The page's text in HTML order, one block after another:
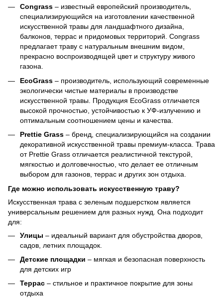
Congrass – известный европейский производитель,
специализирующийся на изготовлении качественной
искусственной травы для ландшафтного дизайна,
балконов, террас и придомовых территорий. Congrass
предлагает траву с натуральным внешним видом,
прекрасно воспроизводящей цвет и структуру живого
газона.
EcoGrass – производитель, использующий современные
экологически чистые материалы в производстве
искусственной травы. Продукция EcoGrass отличается
высокой прочностью, устойчивостью к УФ-излучению и
оптимальным соотношением цены и качества.
Prettie Grass – бренд, специализирующийся на создании
декоративной искусственной травы премиум-класса. Трава
от Prettie Grass отличается реалистичной текстурой,
мягкостью и долговечностью, что делает ее отличным
выбором для газонов, террас и других зон отдыха.
Где можно использовать искусственную траву?
Искусственная трава с зеленым подшерстком является
универсальным решением для разных нужд. Она подходит
для:
Улицы – идеальный вариант для обустройства дворов,
садов, летних площадок.
Детские площадки – мягкая и безопасная поверхность
для детских игр
Террас – стильное и практичное покрытие для зоны
отдыха